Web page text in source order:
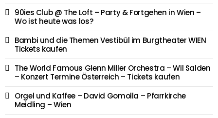
90ies Club @ The Loft – Party & Fortgehen in Wien –
Wo ist heute was los?
Bambi und die Themen Vestibül im Burgtheater WIEN
Tickets kaufen
The World Famous Glenn Miller Orchestra – Wil Salden
– Konzert Termine Österreich – Tickets kaufen
Orgel und Kaffee – David Gomolla – Pfarrkirche
Meidling – Wien